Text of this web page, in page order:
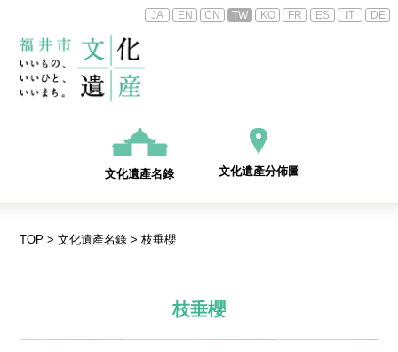
JA EN CN TW KO FR ES IT DE
文化遺產名錄 文化遺產分佈圖
TOP >文化遺產名錄 > 枝垂櫻
枝垂櫻